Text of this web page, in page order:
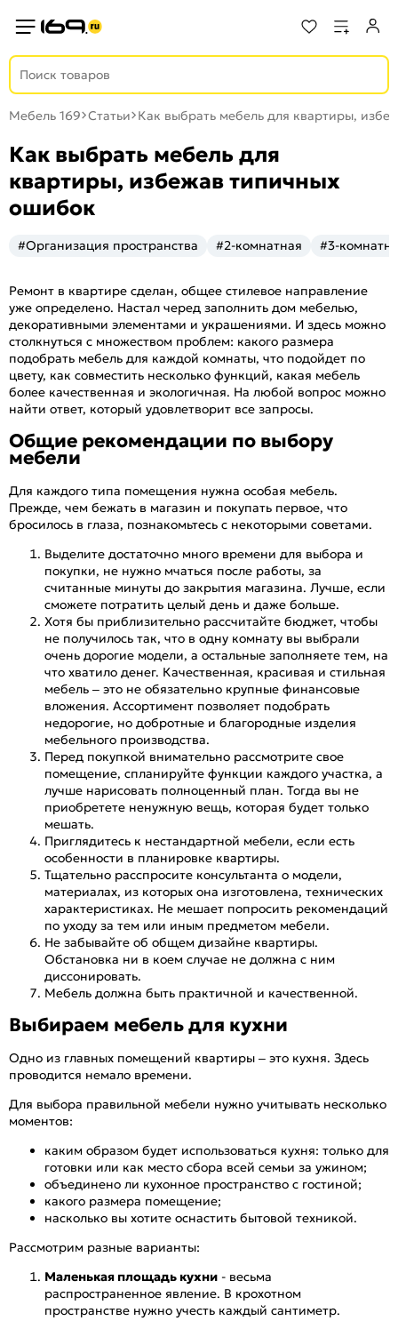
Мебель 169 Статьи Как выбрать мебель для квартиры,
Как выбрать мебель для
квартиры, избежав типичных
ошибок
#Организация пространства #2-комнатная #3-
Ремонт в квартире сделан, общее стилевое направление
уже определено. Настал черед заполнить дом мебелью,
декоративными элементами и украшениями. И здесь можно
столкнуться с множеством проблем: какого размера
подобрать мебель для каждой комнаты, что подойдет по
цвету, как совместить несколько функций, какая мебель
более качественная и экологичная. На любой вопрос можно
найти ответ, который удовлетворит все запросы.
Общие рекомендации по выбору
мебели
Для каждого типа помещения нужна особая мебель.
Прежде, чем бежать в магазин и покупать первое, что
бросилось в глаза, познакомьтесь с некоторыми советами.
Выделите достаточно много времени для выбора и
покупки, не нужно мчаться после работы, за
считанные минуты до закрытия магазина. Лучше, если
сможете потратить целый день и даже больше.
Хотя бы приблизительно рассчитайте бюджет, чтобы
не получилось так, что в одну комнату вы выбрали
очень дорогие модели, а остальные заполняете тем, на
что хватило денег. Качественная, красивая и стильная
мебель – это не обязательно крупные финансовые
вложения. Ассортимент позволяет подобрать
недорогие, но добротные и благородные изделия
мебельного производства.
Перед покупкой внимательно рассмотрите свое
помещение, спланируйте функции каждого участка, а
лучше нарисовать полноценный план. Тогда вы не
приобретете ненужную вещь, которая будет только
мешать.
Приглядитесь к нестандартной мебели, если есть
особенности в планировке квартиры.
Тщательно расспросите консультанта о модели,
материалах, из которых она изготовлена, технических
характеристиках. Не мешает попросить рекомендаций
по уходу за тем или иным предметом мебели.
Не забывайте об общем дизайне квартиры.
Обстановка ни в коем случае не должна с ним
диссонировать.
Мебель должна быть практичной и качественной.
Выбираем мебель для кухни
Одно из главных помещений квартиры – это кухня. Здесь
проводится немало времени.
Для выбора правильной мебели нужно учитывать несколько
моментов:
каким образом будет использоваться кухня: только для
готовки или как место сбора всей семьи за ужином;
объединено ли кухонное пространство с гостиной;
какого размера помещение;
насколько вы хотите оснастить бытовой техникой.
Рассмотрим разные варианты:
Маленькая площадь кухни - весьма
распространенное явление. В крохотном
пространстве нужно учесть каждый сантиметр.